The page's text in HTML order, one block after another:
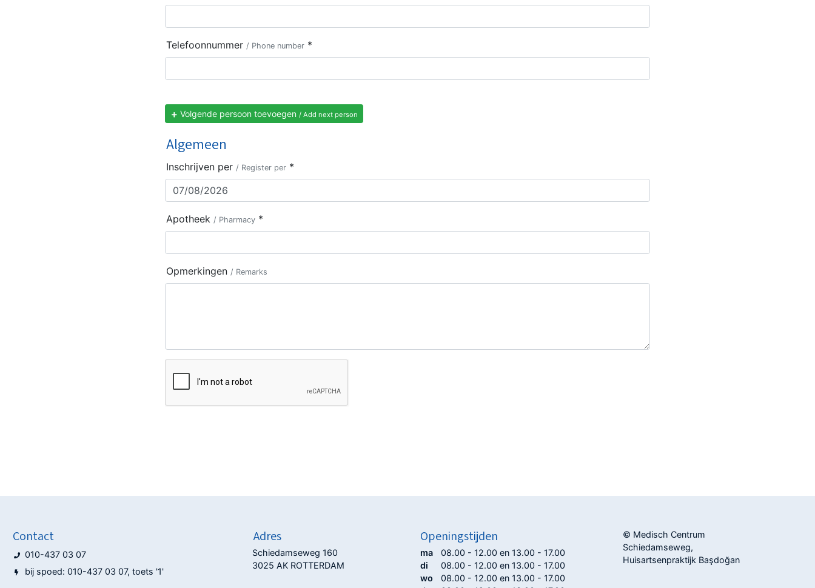
Telefoonnummer / Phone number*
Volgende persoon toevoegen / Add next person
Algemeen
Inschrijven per / Register per*
Apotheek / Pharmacy*
Opmerkingen / Remarks
Contact
010-437 03 07
bij spoed: 010-437 03 07, toets '1'
Adres
Schiedamseweg 160
3025 AK ROTTERDAM
Openingstijden
ma
08.00 - 12.00 en 13.00 - 17.00
di
08.00 - 12.00 en 13.00 - 17.00
wo
08.00 - 12.00 en 13.00 - 17.00
© Medisch Centrum
Schiedamseweg,
Huisartsenpraktijk Başdoğan